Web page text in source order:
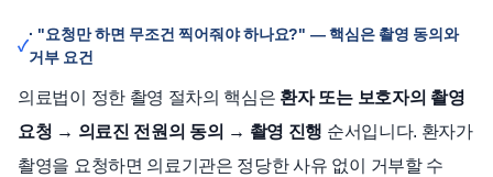
· "요청만 하면 무조건 찍어줘야 하나요?" — 핵심은 촬영 동의와
거부 요건
의료법이 정한 촬영 절차의 핵심은 환자 또는 보호자의 촬영
요청 → 의료진 전원의 동의 → 촬영 진행 순서입니다. 환자가
촬영을 요청하면 의료기관은 정당한 사유 없이 거부할 수